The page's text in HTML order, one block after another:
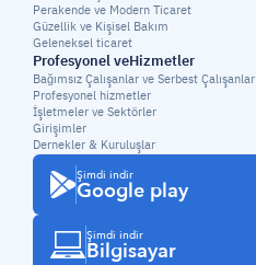
Perakende ve Modern Ticaret
Güzellik ve Kişisel Bakım
Geleneksel ticaret
Profesyonel veHizmetler
Bağımsız Çalışanlar ve Serbest Çalışanlar
Profesyonel hizmetler
İşletmeler ve Sektörler
Girişimler
Dernekler & Kuruluşlar
Şimdi indir
Google play
Şimdi indir
Bilgisayar